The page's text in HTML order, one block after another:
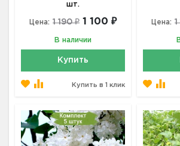
шт.
Цена: 1 190 ₽ 1 100 ₽
В наличии
Купить
Купить в 1 клик
Цена: